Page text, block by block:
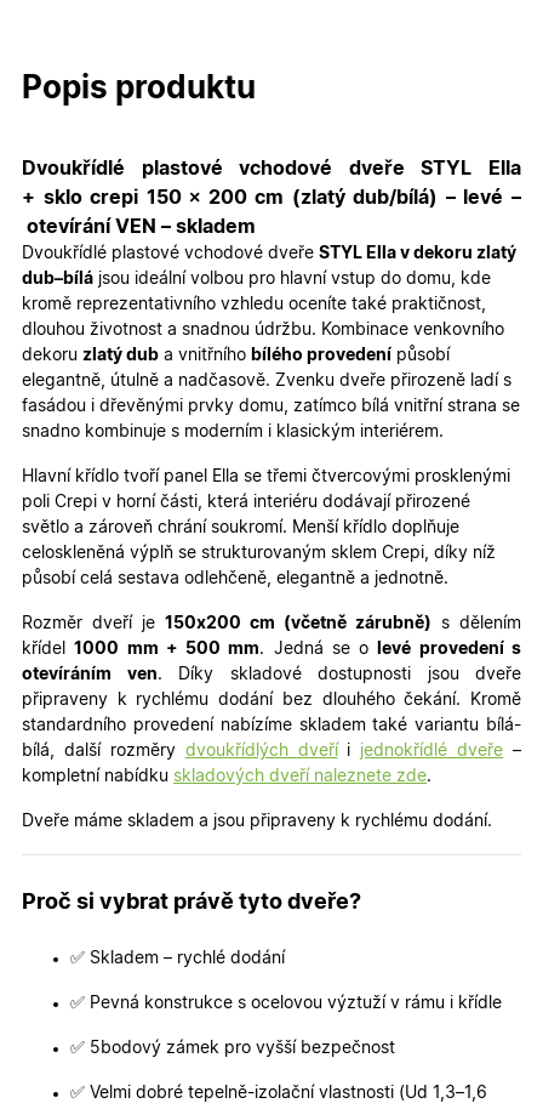
Popis produktu
Dvoukřídlé plastové vchodové dveře STYL Ella
+ sklo crepi 150 × 200 cm (zlatý dub/bílá) – levé –
otevírání VEN – skladem
Dvoukřídlé plastové vchodové dveře STYL Ella v dekoru zlatý
dub–bílá jsou ideální volbou pro hlavní vstup do domu, kde
kromě reprezentativního vzhledu oceníte také praktičnost,
dlouhou životnost a snadnou údržbu. Kombinace venkovního
dekoru zlatý dub a vnitřního bílého provedení působí
elegantně, útulně a nadčasově. Zvenku dveře přirozeně ladí s
fasádou i dřevěnými prvky domu, zatímco bílá vnitřní strana se
snadno kombinuje s moderním i klasickým interiérem.
Hlavní křídlo tvoří panel Ella se třemi čtvercovými prosklenými
poli Crepi v horní části, která interiéru dodávají přirozené
světlo a zároveň chrání soukromí. Menší křídlo doplňuje
celoskleněná výplň se strukturovaným sklem Crepi, díky níž
působí celá sestava odlehčeně, elegantně a jednotně.
Rozměr dveří je 150x200 cm (včetně zárubně) s dělením
křídel1000 mm + 500 mm. Jedná se o
levé provedení s
otevíráním ven. Díky skladové dostupnosti jsou dveře
připraveny k rychlému dodání bez dlouhého čekání. Kromě
standardního provedení nabízíme skladem také variantu bílá-
bílá, další rozměry dvoukřídlých dveříi jednokřídlé dveře –
kompletní nabídku skladových dveří naleznete zde.
Dveře máme skladem a jsou připraveny k rychlému dodání.
Proč si vybrat právě tyto dveře?
✅ Skladem – rychlé dodání
✅ Pevná konstrukce s ocelovou výztuží v rámu i křídle
✅ 5bodový zámek pro vyšší bezpečnost
✅ Velmi dobré tepelně-izolační vlastnosti (Ud 1,3–1,6